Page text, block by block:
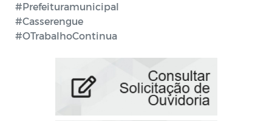
#Prefeituramunicipal
#Casserengue
#OTrabalhoContinua